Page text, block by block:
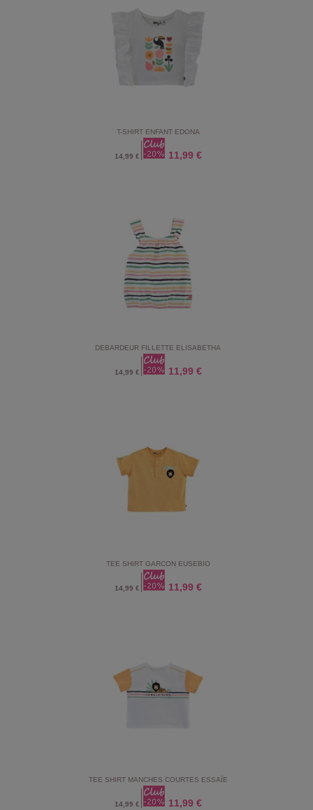
T-SHIRT ENFANT EDONA
14,99 € 11,99 €
DEBARDEUR FILLETTE ELISABETHA
14,99 € 11,99 €
TEE SHIRT GARCON EUSEBIO
14,99 € 11,99 €
TEE SHIRT MANCHES COURTES ESSAÏE
14,99 € 11,99 €